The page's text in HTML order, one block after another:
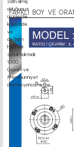
FARKLI BOY VE